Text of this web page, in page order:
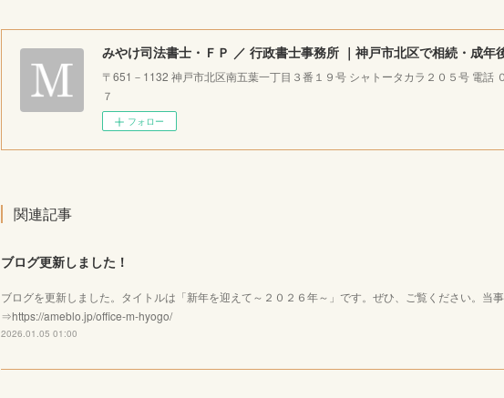
〒651－1132 神戸市北区南五葉一丁目３番１９号 シャトータカラ２０５号 電話
７
フォロー
関連記事
ブログ更新しました！
ブログを更新しました。タイトルは「新年を迎えて～２０２６年～」です。ぜひ、ご覧ください。当
⇒https://ameblo.jp/office-m-hyogo/
2026.01.05 01:00